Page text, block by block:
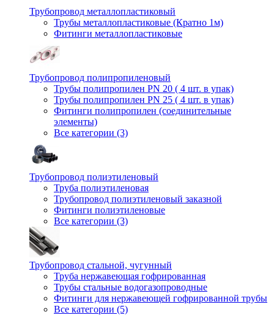
Трубопровод металлопластиковый
Трубы металлопластиковые (Кратно 1м)
Фитинги металлопластиковые
Трубопровод полипропиленовый
Трубы полипропилен PN 20 ( 4 шт. в упак)
Трубы полипропилен PN 25 ( 4 шт. в упак)
Фитинги полипропилен (cоединительные
элементы)
Все категории (3)
Трубопровод полиэтиленовый
Труба полиэтиленовая
Трубопровод полиэтиленовый заказной
Фитинги полиэтиленовые
Все категории (3)
Трубопровод стальной, чугунный
Труба нержавеющая гофрированная
Трубы стальные водогазопроводные
Фитинги для нержавеющей гофрированной трубы
Все категории (5)